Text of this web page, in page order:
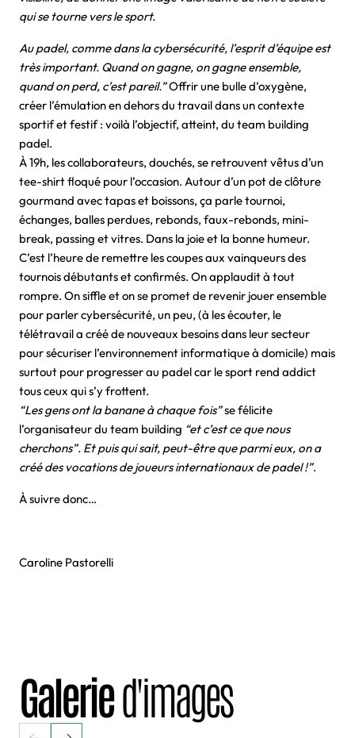
qui se tourne vers le sport.
Au padel, comme dans la cybersécurité, l’esprit d’équipe est
très important. Quand on gagne, on gagne ensemble,
quand on perd, c’est pareil.”Offrir une bulle d’oxygène,
créer l’émulation en dehors du travail dans un contexte
sportif et festif : voilà l’objectif, atteint, du team building
padel.
À 19h, les collaborateurs, douchés, se retrouvent vêtus d’un
tee-shirt floqué pour l’occasion. Autour d’un pot de clôture
gourmand avec tapas et boissons, ça parle tournoi,
échanges, balles perdues, rebonds, faux-rebonds, mini-
break, passing et vitres. Dans la joie et la bonne humeur.
C’est l’heure de remettre les coupes aux vainqueurs des
tournois débutants et confirmés. On applaudit à tout
rompre. On siffle et on se promet de revenir jouer ensemble
pour parler cybersécurité, un peu, (à les écouter, le
télétravail a créé de nouveaux besoins dans leur secteur
pour sécuriser l’environnement informatique à domicile) mais
surtout pour progresser au padel car le sport rend addict
tous ceux qui s’y frottent.
“Les gens ont la banane à chaque fois”se félicite
l’organisateur du team building “et c’est ce que nous
cherchons”. Et puis qui sait, peut-être que parmi eux, on a
créé des vocations de joueurs internationaux de padel !”.
À suivre donc…
Caroline Pastorelli
Galeried'images